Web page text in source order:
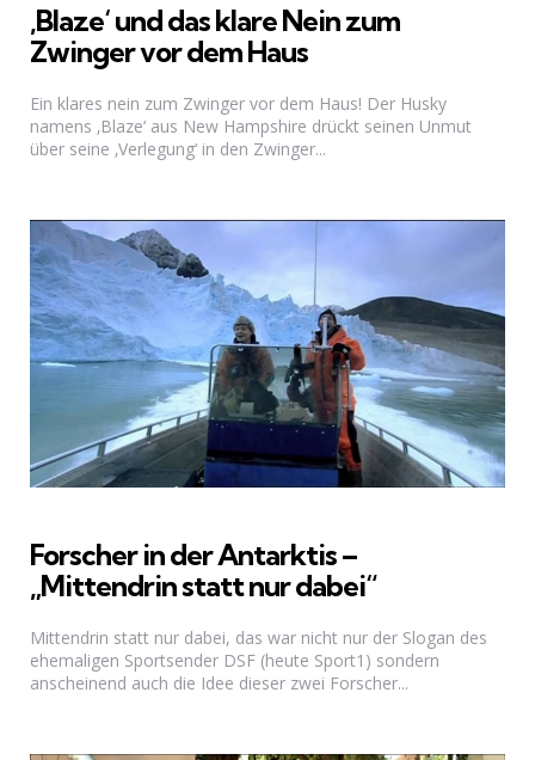
‚Blaze‘ und das klare Nein zum
Zwinger vor dem Haus
Ein klares nein zum Zwinger vor dem Haus! Der Husky
namens ‚Blaze‘ aus New Hampshire drückt seinen Unmut
über seine ‚Verlegung‘ in den Zwinger...
Forscher in der Antarktis –
„Mittendrin statt nur dabei“
Mittendrin statt nur dabei, das war nicht nur der Slogan des
ehemaligen Sportsender DSF (heute Sport1) sondern
anscheinend auch die Idee dieser zwei Forscher...